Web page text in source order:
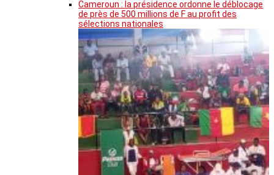
Cameroun : la présidence ordonne le déblocage
de près de 500 millions de F au profit des
sélections nationales